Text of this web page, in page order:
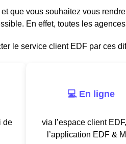
que vous souhaitez vous
En effet, toutes les
le service client EDF par ces
de
💻 En ligne
via l’espace client
l’application EDF &